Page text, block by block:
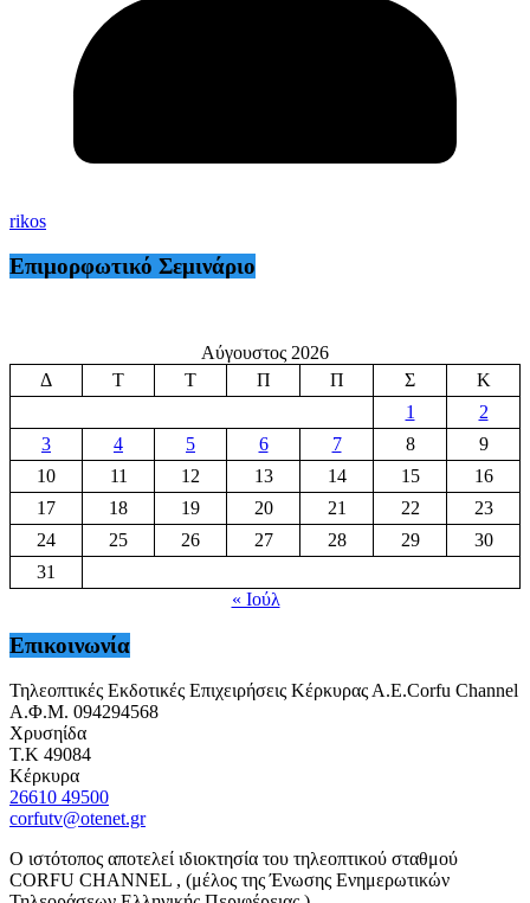
rikos
Επιμορφωτικό Σεμινάριο
Αύγουστος 2026
Δ
Τ Τ Π Π Σ
Κ
1
2
3
4 5 6 7 8
9
10
11 12 13 14 15
16
17
18 19 20 21 22
23
24
25 26 27 28 29
30
31
« Ιούλ
Επικοινωνία
Τηλεοπτικές Εκδοτικές Επιχειρήσεις Κέρκυρας Α.Ε.Corfu Channel
Α.Φ.Μ. 094294568
Χρυσηίδα
Τ.Κ 49084
Κέρκυρα
26610 49500
corfutv@otenet.gr
Ο ιστότοπος αποτελεί ιδιοκτησία του τηλεοπτικού σταθμού
CORFU CHANNEL , (μέλος της Ένωσης Ενημερωτικών